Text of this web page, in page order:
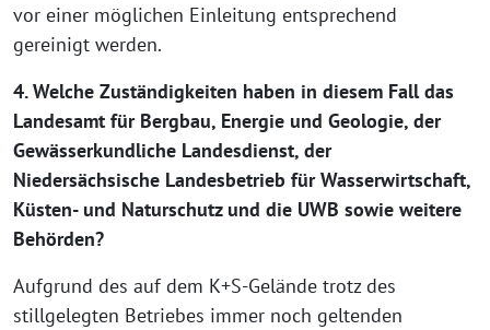
vor einer möglichen Einleitung entsprechend
gereinigt werden.
4. Welche Zuständigkeiten haben in diesem Fall das
Landesamt für Bergbau, Energie und Geologie, der
Gewässerkundliche Landesdienst, der
Niedersächsische Landesbetrieb für Wasserwirtschaft,
Küsten- und Naturschutz und die UWB sowie weitere
Behörden?
Aufgrund des auf dem K+S-Gelände trotz des
stillgelegten Betriebes immer noch geltenden